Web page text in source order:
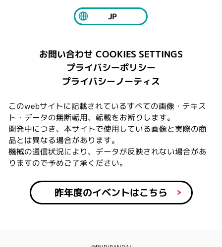
JP
お問い合わせ COOKIES SETTINGS
プライバシーポリシー
プライバシーノーティス
このwebサイトに記載されているすべての画像・テキス
ト・データの無断転用、転載をお断りします。
開発中につき、本サイトで使用している画像と実際の商
品とは異なる場合があります。
機械の通信状況により、データが反映されない場合があ
りますので予めご了承ください。
昨年度のイベントはこちら